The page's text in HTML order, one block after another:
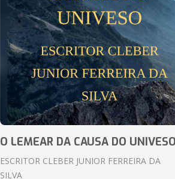
O LEMEAR DA CAUSA DO UNIVESO
ESCRITOR CLEBER JUNIOR FERREIRA DA
SILVA